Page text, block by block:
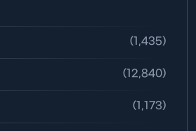
(1,435)
(12,840)
(1,173)